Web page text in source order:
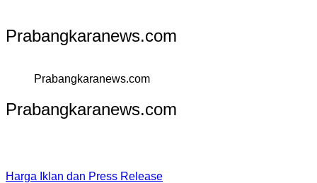
Prabangkaranews.com
Prabangkaranews.com
Prabangkaranews.com
Harga Iklan dan Press Release